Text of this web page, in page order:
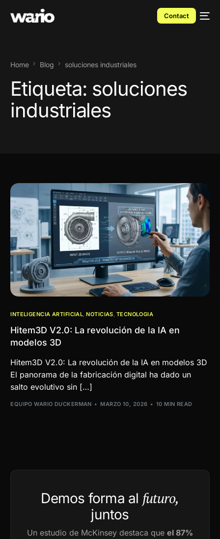
Contact
Home Blog soluciones industriales
Etiqueta: soluciones
industriales
INTELIGENCIA ARTIFICIAL,NOTICIAS, TECNOLOGIA
Hitem3D V2.0: La revolución de la IA en
modelos 3D
Hitem3D V2.0: La revolución de la IA en modelos 3D
El panorama de la fabricación digital ha dado un
salto evolutivo sin […]
EQUIPO WARIO DUCKERMAN MARZO 10, 2026 10 MIN READ
Demos forma al futuro,
juntos
Un estudio de McKinsey destaca que el 87%